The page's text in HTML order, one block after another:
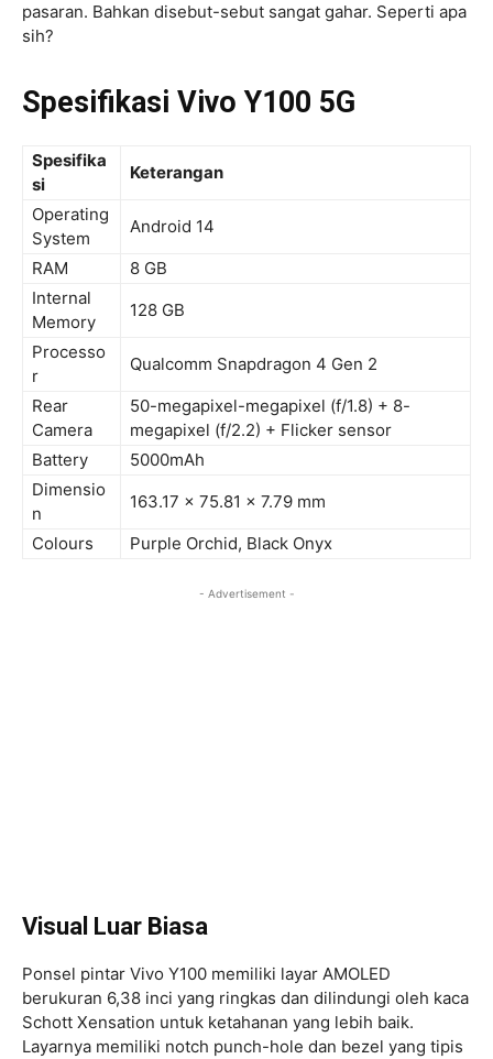
pasaran. Bahkan disebut-sebut sangat gahar. Seperti apa
sih?
Spesifikasi Vivo Y100 5G
Spesifika
si
Keterangan
Operating
System
Android 14
RAM
8 GB
Internal
Memory
128 GB
Processo
r
Qualcomm Snapdragon 4 Gen 2
Rear
Camera
50-megapixel-megapixel (f/1.8) + 8-
megapixel (f/2.2) + Flicker sensor
Battery
5000mAh
Dimensio
n
163.17 x 75.81 x 7.79 mm
Colours
Purple Orchid, Black Onyx
- Advertisement -
Visual Luar Biasa
Ponsel pintar Vivo Y100 memiliki layar AMOLED
berukuran 6,38 inci yang ringkas dan dilindungi oleh kaca
Schott Xensation untuk ketahanan yang lebih baik.
Layarnya memiliki notch punch-hole dan bezel yang tipis